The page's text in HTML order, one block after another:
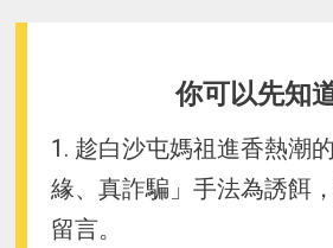
你可以先知
1. 趁白沙屯媽祖進香熱潮
緣、真詐騙」手法為誘餌
留言。